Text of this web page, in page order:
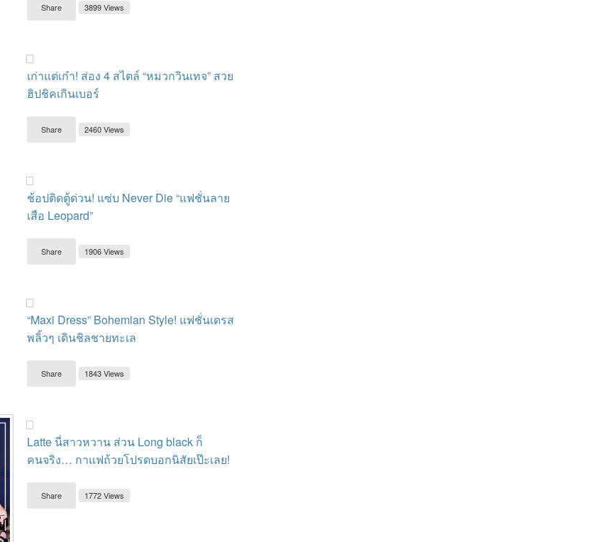
Share 3899 Views
เก่าแต่เก๋า! ส่อง 4 สไตล์ “หมวกวินเทจ” สวย
ฮิปชิคเกินเบอร์
Share 2460 Views
ช้อปติดตู้ด่วน! แซ่บ Never Die “แฟชั่นลาย
เสือ Leopard”
Share 1906 Views
“Maxi Dress” Bohemian Style! แฟชั่นเดรส
พลิ้วๆ เดินชิลชายทะเล
Share 1843 Views
Latte นี่สาวหวาน ส่วน Long black ก็
คนจริง… กาแฟถ้วยโปรดบอกนิสัยเป๊ะเลย!
Share 1772 Views